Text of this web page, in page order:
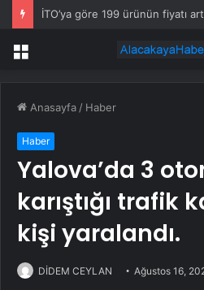
İTO’ya göre 199 ürünün fiyatı
Menü
Anasayfa / Haber
Haber
Yalova’da 3
karıştığı trafik
kişi yaralandı.
DİDEM CEYLAN Ağustos 16,